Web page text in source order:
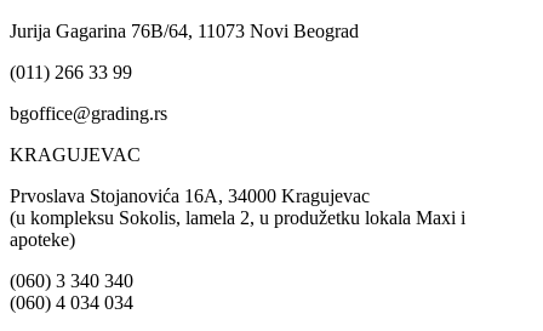
Jurija Gagarina 76B/64, 11073 Novi Beograd
(011) 266 33 99
bgoffice@grading.rs
KRAGUJEVAC
Prvoslava Stojanovića 16A, 34000 Kragujevac
(u kompleksu Sokolis, lamela 2, u produžetku lokala Maxi i
apoteke)
(060) 3 340 340
(060) 4 034 034